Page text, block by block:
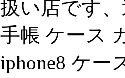
扱い店です
手帳 ケース
iphone8 ケ